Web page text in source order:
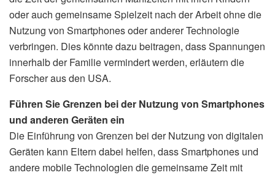
oder auch gemeinsame Spielzeit nach der Arbeit ohne die
Nutzung von Smartphones oder anderer Technologie
verbringen. Dies könnte dazu beitragen, dass Spannungen
innerhalb der Familie vermindert werden, erläutern die
Forscher aus den USA.
Führen Sie Grenzen bei der Nutzung von Smartphones
und anderen Geräten ein
Die Einführung von Grenzen bei der Nutzung von digitalen
Geräten kann Eltern dabei helfen, dass Smartphones und
andere mobile Technologien die gemeinsame Zeit mit